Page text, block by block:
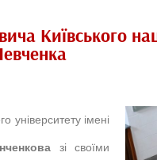
Київського
університету імені
зі своїми